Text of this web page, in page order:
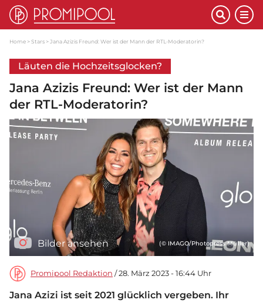
Home Stars Jana Azizis Freund: Wer ist der Mann der RTL-Moderatorin?
Läuten die Hochzeitsglocken?
Jana Azizis Freund: Wer ist der Mann
der RTL-Moderatorin?
Bilder ansehen (© IMAGO/Photopress Müller)
Promipool Redaktion / 28. März 2023 - 16:44 Uhr
Jana Azizi ist seit 2021 glücklich vergeben. Ihr